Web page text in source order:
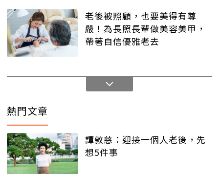
老後被照顧，也要美得有尊
嚴！為長照長輩做美容美甲，
帶著自信優雅老去
熱門文章
譚敦慈：迎接一個人老後，先
想5件事